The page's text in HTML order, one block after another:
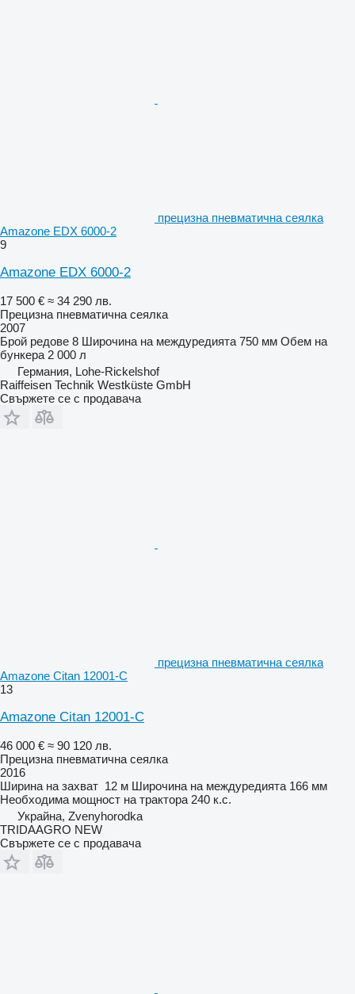
прецизна пневматична сеялка
Amazone EDX 6000-2
9
Amazone EDX 6000-2
17 500 € ≈ 34 290 лв.
Прецизна пневматична сеялка
2007
Брой редове 8 Широчина на междуредията 750 мм Обем на
бункера 2 000 л
Германия, Lohe-Rickelshof
Raiffeisen Technik Westküste GmbH
Свържете се с продавача
прецизна пневматична сеялка
Amazone Citan 12001-C
13
Amazone Citan 12001-C
46 000 € ≈ 90 120 лв.
Прецизна пневматична сеялка
2016
Ширина на захват 12 м Широчина на междуредията 166 мм
Необходима мощност на трактора 240 к.с.
Украйна, Zvenyhorodka
TRIDAAGRO NEW
Свържете се с продавача